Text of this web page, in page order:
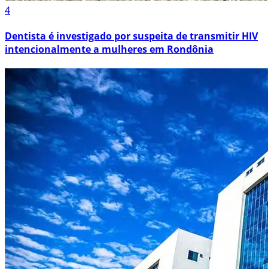
4
Dentista é investigado por suspeita de transmitir HIV
intencionalmente a mulheres em Rondônia